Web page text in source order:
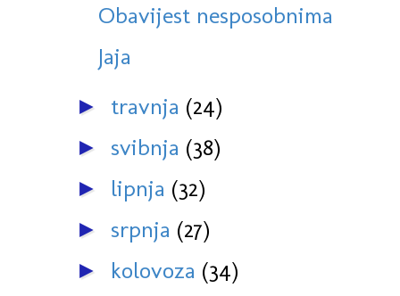
Obavijest nesposobnima
Jaja
► travnja (24)
► svibnja (38)
► lipnja (32)
► srpnja (27)
► kolovoza (34)